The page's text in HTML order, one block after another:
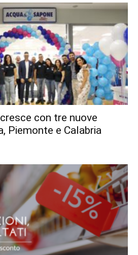
con tre nuove
Piemonte e Calabria